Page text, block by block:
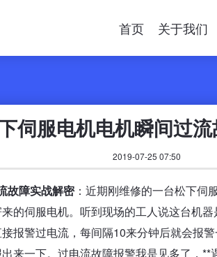
首页 关于我们
伺服电机电机瞬间过
2019-07-25 07:50
故障实战解密：近期刚维修的一台松下伺
的伺服电机。听到现场的工人说这台机
报警过电流，每间隔10来分钟后就会报
来一下。过电流故障报警我是见多了，